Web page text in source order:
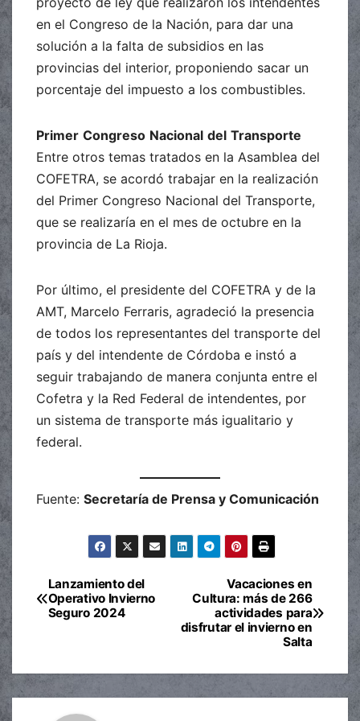
en el Congreso de la Nación, para dar una
solución a la falta de subsidios en las
provincias del interior, proponiendo sacar un
porcentaje del impuesto a los combustibles.
Primer Congreso Nacional del Transporte
Entre otros temas tratados en la Asamblea del
COFETRA, se acordó trabajar en la realización
del Primer Congreso Nacional del Transporte,
que se realizaría en el mes de octubre en la
provincia de La Rioja.
Por último, el presidente del COFETRA y de la
AMT, Marcelo Ferraris, agradeció la presencia
de todos los representantes del transporte del
país y del intendente de Córdoba e instó a
seguir trabajando de manera conjunta entre el
Cofetra y la Red Federal de intendentes, por
un sistema de transporte más igualitario y
federal.
Fuente: Secretaría de Prensa y Comunicación
Navegación
de
Vacaciones en
Cultura: más de 266
actividades para
disfrutar el invierno en
Salta
Lanzamiento del
Operativo Invierno
Seguro 2024